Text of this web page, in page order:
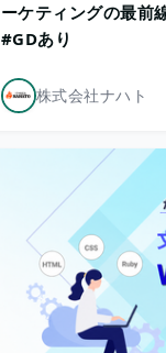
ーケティングの最前
#GDあり
株式会社ナハト